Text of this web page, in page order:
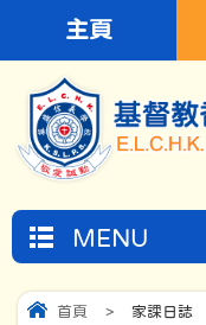
主頁
MENU
首頁 > 家課日誌